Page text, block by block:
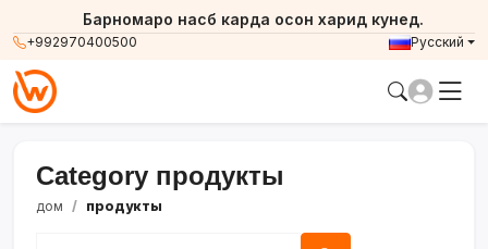
+992970400500
Барномаро насб карда осон харид кунед.
Русский
Category продукты
дом продукты